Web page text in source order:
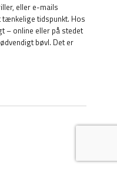
eller e-mails
tidspunkt. Hos
– online eller på stedet
bøvl. Det er